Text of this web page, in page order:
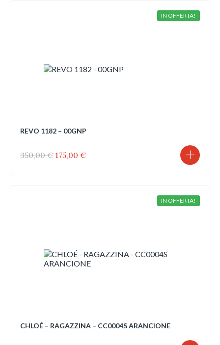
IN OFFERTA!
REVO 1182 – 00GNP
350,00€ Il
175,00 €Il
IN OFFERTA!
CHLOÉ – RAGAZZINA – CC0004S ARANCIONE